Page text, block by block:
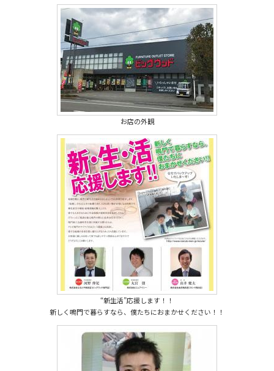
お店の外観
“新生活”応援します！！
新しく鳴門で暮らすなら、僕たちにおまかせください！！